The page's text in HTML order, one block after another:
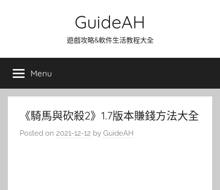
GuideAH
遊戲攻略&軟件生活教程大全
Menu
《騎馬與砍殺2》1.7版本賺錢方法大全
Posted on 2021-12-12 by GuideAH